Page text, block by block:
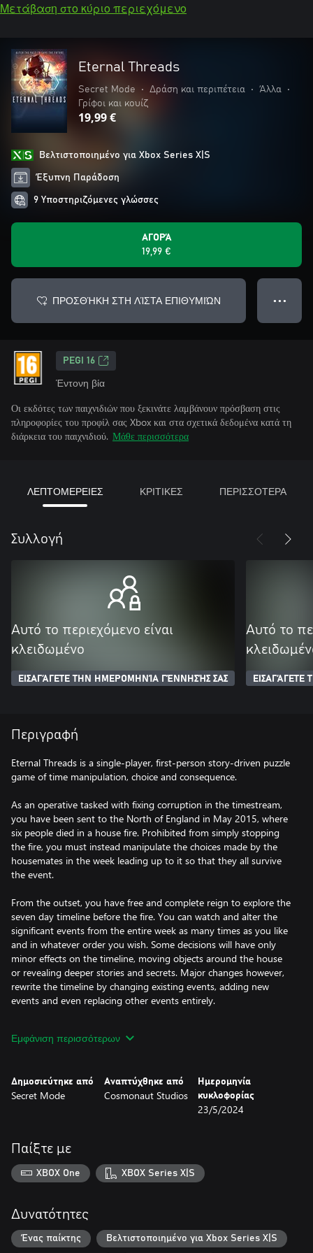
Μετάβαση στο κύριο περιεχόμενο
Eternal Threads
Secret Mode • Δράση και περιπέτεια • Άλλα
•
Γρίφοι και κουίζ
19,99 €
Βελτιστοποιημένο για Xbox Series X|S
Έξυπνη Παράδοση
9 Υποστηριζόμενες γλώσσες
ΑΓΟΡΆ
19,99 €
ΠΡΟΣΘΉΚΗ ΣΤΗ ΛΊΣΤΑ ΕΠΙΘΥΜΙΏΝ ● ● ●
PEGI 16
Έντονη βία
Οι εκδότες των παιχνιδιών που ξεκινάτε λαμβάνουν πρόσβαση στις
πληροφορίες του προφίλ σας Xbox και στα σχετικά δεδομένα κατά τη
διάρκεια του παιχνιδιού. Μάθε περισσότερα
ΛΕΠΤΟΜΕΡΕΙΕΣ ΚΡΙΤΙΚΕΣ ΠΕΡΙΣΣΟΤΕΡΑ
Συλλογή
Αυτό το περιεχόμενο είναι
κλειδωμένο
ΕΙΣΑΓΆΓΕΤΕ ΤΗΝ ΗΜΕΡΟΜΗΝΊΑ ΓΈΝΝΗΣΉΣ ΣΑΣ
Αυτό το
Περιγραφή
Eternal Threads is a single-player, first-person story-driven puzzle
game of time manipulation, choice and consequence.
As an operative tasked with fixing corruption in the timestream,
you have been sent to the North of England in May 2015, where
six people died in a house fire. Prohibited from simply stopping
the fire, you must instead manipulate the choices made by the
housemates in the week leading up to it so that they all survive
the event.
From the outset, you have free and complete reign to explore the
seven day timeline before the fire. You can watch and alter the
significant events from the entire week as many times as you like
and in whatever order you wish. Some decisions will have only
minor effects on the timeline, moving objects around the house
or revealing deeper stories and secrets. Major changes however,
rewrite the timeline by changing existing events, adding new
events and even replacing other events entirely.
at different moments throughout the week so that their effects
However, it is not just the housemates who have choices. Each of
them can be saved from the fire in multiple ways, with each
outcome having a profound effect on their lives in the future. Will
find the best possible outcome for everyone?
Ultimately, everything is about choices and consequences.
Choose how you want to follow the game’s story.
The complete narrative follows the six main characters through
Εμφάνιση περισσότερων
Δημοσιεύτηκε από
Secret Mode
Αναπτύχθηκε από
Cosmonaut Studios
Ημερομηνία
κυκλοφορίας
23/5/2024
Παίξτε με
XBOX One XBOX Series X|S
Δυνατότητες
Ένας παίκτης Βελτιστοποιημένο για Xbox Series X|S